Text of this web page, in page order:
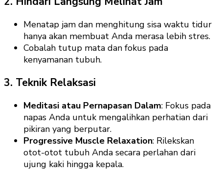
Menatap jam dan menghitung sisa waktu tidur
hanya akan membuat Anda merasa lebih stres.
Cobalah tutup mata dan fokus pada
kenyamanan tubuh.
3. Teknik Relaksasi
Meditasi atau Pernapasan Dalam: Fokus pada
napas Anda untuk mengalihkan perhatian dari
pikiran yang berputar.
Progressive Muscle Relaxation: Rilekskan
otot-otot tubuh Anda secara perlahan dari
ujung kaki hingga kepala.